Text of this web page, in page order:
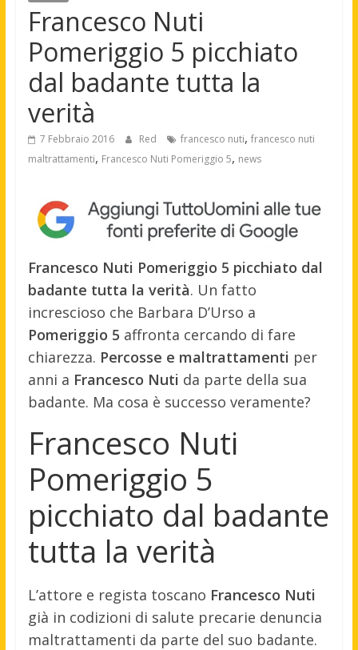
Francesco Nuti
Pomeriggio 5 picchiato
dal badante tutta la
verità
7 Febbraio 2016 Red francesco nuti, francesco nuti
maltrattamenti, Francesco Nuti Pomeriggio 5, news
Francesco Nuti Pomeriggio 5 picchiato dal
badante tutta la verità. Un fatto
increscioso che Barbara D’Urso a
Pomeriggio 5 affronta cercando di fare
chiarezza. Percosse e maltrattamenti per
anni a Francesco Nuti da parte della sua
badante. Ma cosa è successo veramente?
Francesco Nuti
Pomeriggio 5
picchiato dal badante
tutta la verità
L’attore e regista toscano Francesco Nuti
già in codizioni di salute precarie denuncia
maltrattamenti da parte del suo badante.